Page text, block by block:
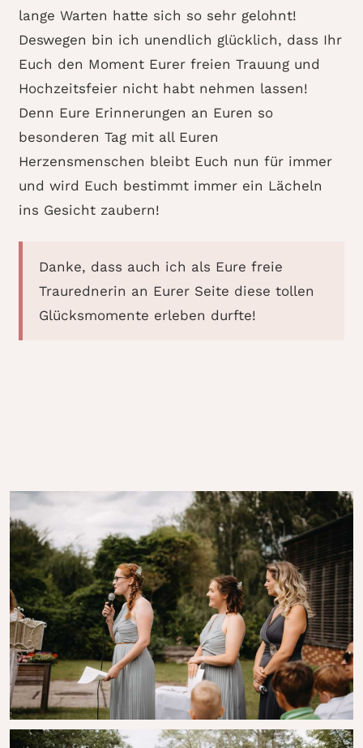
lange Warten hatte sich so sehr gelohnt!
Deswegen bin ich unendlich glücklich, dass Ihr
Euch den Moment Eurer freien Trauung und
Hochzeitsfeier nicht habt nehmen lassen!
Denn Eure Erinnerungen an Euren so
besonderen Tag mit all Euren
Herzensmenschen bleibt Euch nun für immer
und wird Euch bestimmt immer ein Lächeln
ins Gesicht zaubern!
Danke, dass auch ich als Eure freie
Traurednerin an Eurer Seite diese tollen
Glücksmomente erleben durfte!